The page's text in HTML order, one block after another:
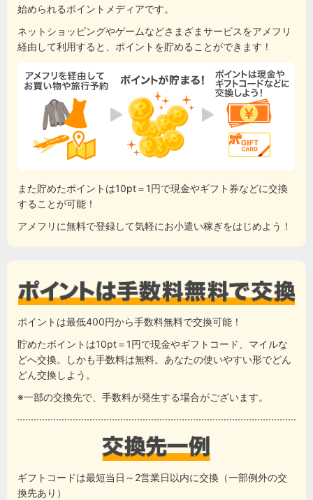
始められるポイントメディアです。
ネットショッピングやゲームなどさまざまサービスをアメフリ
経由して利用すると、ポイントを貯めることができます！
また貯めたポイントは10pt＝1円で現金やギフト券などに交換
することが可能！
アメフリに無料で登録して気軽にお小遣い稼ぎをはじめよう！
ポイントは最低400円から手数料無料で交換可能！
貯めたポイントは10pt＝1円で現金やギフトコード、マイルな
どへ交換。しかも手数料は無料。あなたの使いやすい形でどん
どん交換しよう。
※一部の交換先で、手数料が発生する場合がございます。
ギフトコードは最短当日～2営業日以内に交換（一部例外の交
換先あり）